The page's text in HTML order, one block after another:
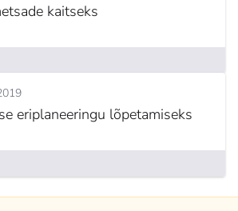
kaitseks
eriplaneeringu lõpetamiseks